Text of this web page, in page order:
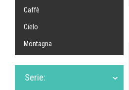
Caffè
Cielo
Montagna
Serie: